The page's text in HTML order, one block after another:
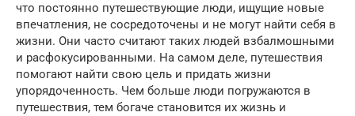
что постоянно путешествующие люди, ищущие новые
впечатления, не сосредоточены и не могут найти себя в
жизни. Они часто считают таких людей взбалмошными
и расфокусированными. На самом деле, путешествия
помогают найти свою цель и придать жизни
упорядоченность. Чем больше люди погружаются в
путешествия, тем богаче становится их жизнь и